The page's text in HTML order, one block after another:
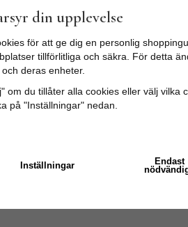
din upplevelse
för att ge dig en personlig
tillförlitliga och säkra. För detta
deras enheter.
om du tillåter alla cookies eller välj vilka
på "Inställningar" nedan.
Inställningar
Endast